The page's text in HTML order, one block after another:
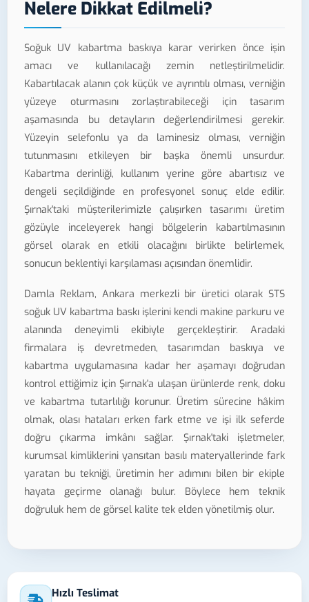
Nelere Dikkat Edilmeli?
Soğuk UV kabartma baskıya karar verirken önce işin
amacı ve kullanılacağı zemin netleştirilmelidir.
Kabartılacak alanın çok küçük ve ayrıntılı olması, verniğin
yüzeye oturmasını zorlaştırabileceği için tasarım
aşamasında bu detayların değerlendirilmesi gerekir.
Yüzeyin selefonlu ya da laminesiz olması, verniğin
tutunmasını etkileyen bir başka önemli unsurdur.
Kabartma derinliği, kullanım yerine göre abartısız ve
dengeli seçildiğinde en profesyonel sonuç elde edilir.
Şırnak'taki müşterilerimizle çalışırken tasarımı üretim
gözüyle inceleyerek hangi bölgelerin kabartılmasının
görsel olarak en etkili olacağını birlikte belirlemek,
sonucun beklentiyi karşılaması açısından önemlidir.
Damla Reklam, Ankara merkezli bir üretici olarak STS
soğuk UV kabartma baskı işlerini kendi makine parkuru ve
alanında deneyimli ekibiyle gerçekleştirir. Aradaki
firmalara iş devretmeden, tasarımdan baskıya ve
kabartma uygulamasına kadar her aşamayı doğrudan
kontrol ettiğimiz için Şırnak'a ulaşan ürünlerde renk, doku
ve kabartma tutarlılığı korunur. Üretim sürecine hâkim
olmak, olası hataları erken fark etme ve işi ilk seferde
doğru çıkarma imkânı sağlar. Şırnak'taki işletmeler,
kurumsal kimliklerini yansıtan basılı materyallerinde fark
yaratan bu tekniği, üretimin her adımını bilen bir ekiple
hayata geçirme olanağı bulur. Böylece hem teknik
doğruluk hem de görsel kalite tek elden yönetilmiş olur.
Hızlı Teslimat